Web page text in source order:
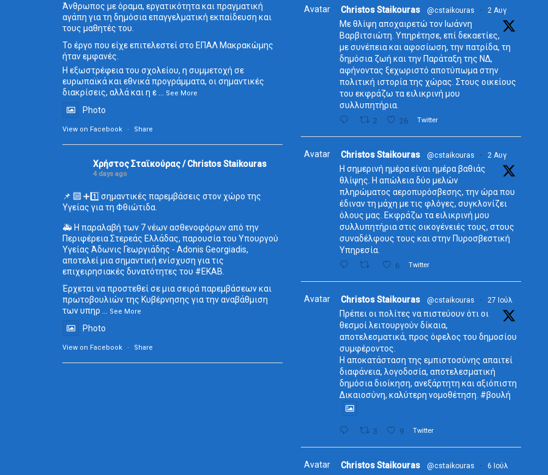
Άνθρωπος με όραμα, εργατικότητα και πραγματική
αγάπη για τη δημόσια επαγγελματική εκπαίδευση και
τους μαθητές του.
Το έργο που είχε επιτελεστεί στο ΕΠΑΛ Μακρακώμης
ήταν εμφανές.
Η εξωστρέφεια του σχολείου, η συμμετοχή σε
ευρωπαϊκά και εθνικά προγράμματα, οι σημαντικές
διακρίσεις, αλλά και η ε
See More
Photo
View on Facebook · Share
Χρήστος Σταϊκούρας / Christos Staikouras
4 days ago
📌 🔟 ➕1️⃣ σημαντικές παρεμβάσεις στον χώρο της
Υγείας για τη Φθιώτιδα.
🚑 Η παραλαβή των 7 νέων ασθενοφόρων από την
Περιφέρεια Στερεάς Ελλάδας, παρουσία του Υπουργού
Υγείας Άδωνις Γεωργιάδης - Adonis Georgiadis,
αποτελεί μια σημαντική ενίσχυση για τις
επιχειρησιακές δυνατότητες του #ΕΚΑΒ
Έρχεται να προστεθεί σε μια σειρά παρεμβάσεων και
πρωτοβουλιών της Κυβέρνησης για την αναβάθμιση
των υπηρ
See More
Photo
View on Facebook · Share
Avatar Christos Staikouras @cstaikouras · 2 Αυγ
Με θλίψη αποχαιρετώ τον Ιωάννη
Βαρβιτσιώτη. Υπηρέτησε, επί δεκαετίες,
με συνέπεια και αφοσίωση, την πατρίδα, τη
δημόσια ζωή και την Παράταξη της ΝΔ,
αφήνοντας ξεχωριστό αποτύπωμα στην
πολιτική ιστορία της χώρας. Στους οικείους
του εκφράζω τα ειλικρινή μου
συλλυπητήρια.
2 26 Twitter
Avatar Christos Staikouras @cstaikouras · 2 Αυγ
Η σημερινή ημέρα είναι ημέρα βαθιάς
θλίψης. Η απώλεια δύο μελών
πληρώματος αεροπυρόσβεσης, την ώρα που
έδιναν τη μάχη με τις φλόγες, συγκλονίζει
όλους μας. Εκφράζω τα ειλικρινή μου
συλλυπητήρια στις οικογένειές τους, στους
συναδέλφους τους και στην Πυροσβεστική
Υπηρεσία.
6 Twitter
Avatar Christos Staikouras @cstaikouras · 27 Ιούλ
Πρέπει οι πολίτες να πιστεύουν ότι οι
θεσμοί λειτουργούν δίκαια,
αποτελεσματικά, προς όφελος του δημοσίου
συμφέροντος.
Η αποκατάσταση της εμπιστοσύνης απαιτεί
διαφάνεια, λογοδοσία, αποτελεσματική
δημόσια διοίκηση, ανεξάρτητη και αξιόπιστη
Δικαιοσύνη, καλύτερη νομοθέτηση. #βουλή
3 9 Twitter
Avatar Christos Staikouras @cstaikouras · 6 Ιούλ